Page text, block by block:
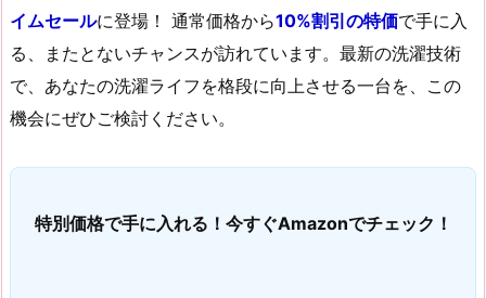
イムセールに登場！ 通常価格から10%割引の特価で手に入
る、またとないチャンスが訪れています。最新の洗濯技術
で、あなたの洗濯ライフを格段に向上させる一台を、この
機会にぜひご検討ください。
特別価格で手に入れる！今すぐAmazonでチェック！